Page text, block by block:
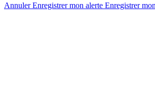
AnnulerEnregistrer mon alerte Enregistrer